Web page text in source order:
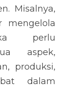
Misalnya,
mengelola
perlu
aspek,
produksi,
dalam